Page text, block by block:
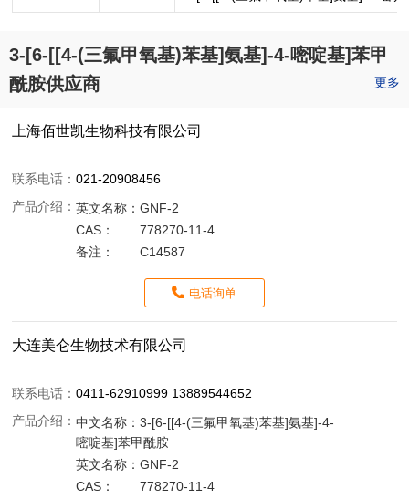
3-[6-[[4-(三氟甲氧基)苯基]氨基]-4-嘧啶基]苯甲
酰胺供应商
更多
上海佰世凯生物科技有限公司
联系电话：021-20908456
产品介绍：英文名称：GNF-2
CAS：
778270-11-4
备注：
C14587
电话询单
大连美仑生物技术有限公司
联系电话：0411-62910999 13889544652
产品介绍：中文名称：3-[6-[[4-(三氟甲氧基)苯基]氨基]-4-
嘧啶基]苯甲酰胺
英文名称：GNF-2
CAS：
778270-11-4